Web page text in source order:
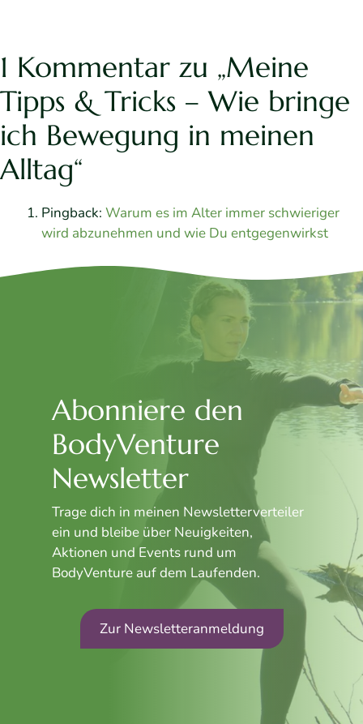
1 Kommentar zu „Meine
Tipps & Tricks – Wie bringe
ich Bewegung in meinen
Alltag“
Pingback: Warum es im Alter immer schwieriger
wird abzunehmen und wie Du entgegenwirkst
Abonniere den
BodyVenture
Newsletter
Trage dich in meinen Newsletterverteiler
ein und bleibe über Neuigkeiten,
Aktionen und Events rund um
BodyVenture auf dem Laufenden.
Zur Newsletteranmeldung